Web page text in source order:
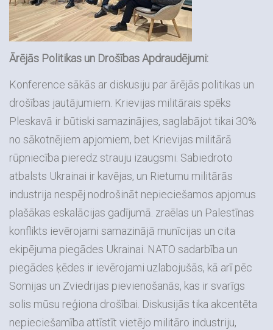
Ārējās Politikas un Drošības Apdraudējumi:
Konference sākās ar diskusiju par ārējās politikas un
drošības jautājumiem. Krievijas militārais spēks
Pleskavā ir būtiski samazinājies, saglabājot tikai 30%
no sākotnējiem apjomiem, bet Krievijas militārā
rūpniecība pieredz strauju izaugsmi. Sabiedroto
atbalsts Ukrainai ir kavējas, un Rietumu militārās
industrija nespēj nodrošināt nepieciešamos apjomus
plašākas eskalācijas gadījumā. zraēlas un Palestīnas
konflikts ievērojami samazinājā munīcijas un cita
ekipējuma piegādes Ukrainai. NATO sadarbība un
piegādes ķēdes ir ievērojami uzlabojušās, kā arī pēc
Somijas un Zviedrijas pievienošanās, kas ir svarīgs
solis mūsu reģiona drošībai. Diskusijās tika akcentēta
nepieciešamība attīstīt vietējo militāro industriju,